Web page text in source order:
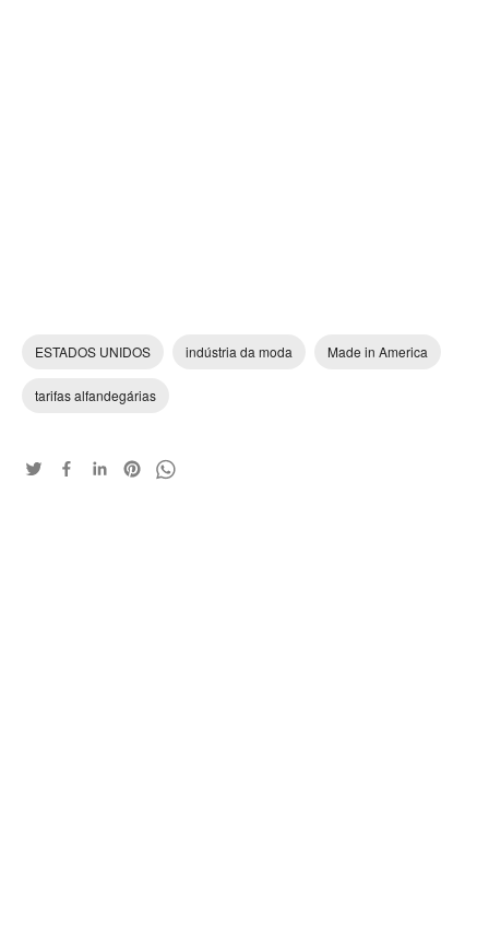
ESTADOS UNIDOS indústria da moda Made in America
tarifas alfandegárias